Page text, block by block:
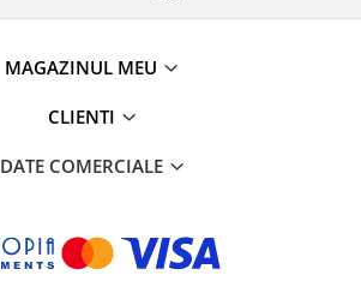
MAGAZINUL MEU
CLIENTI
DATE COMERCIALE